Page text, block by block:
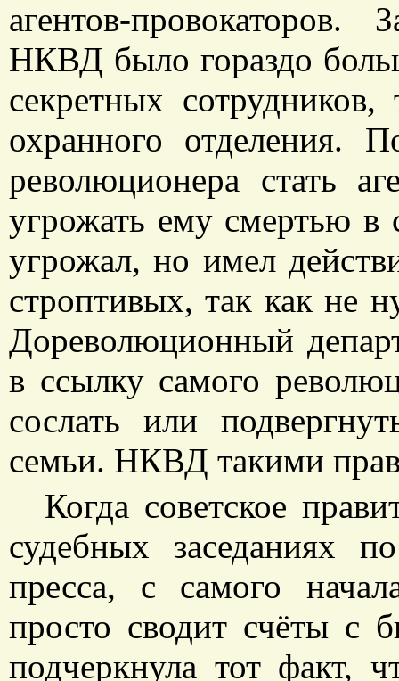
агентов-
НКВД было гораздо
секретных
охранного отделения.
революционера стать
угрожать ему смертью в
угрожал, но имел
строптивых, так как не
Дореволюционный
в ссылку самого
сослать или
семьи. НКВД такими
Когда советское
судебных заседаниях
пресса, с самого
просто сводит счёты с
подчеркнула тот факт,